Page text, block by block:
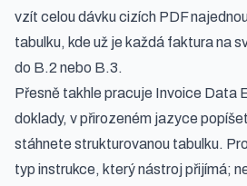
vzít celou dávku cizích PDF
tabulku, kde už je každá faktura na
do B.2 nebo B.3.
Přesně takhle pracuje Invoice Data
doklady, v přirozeném jazyce
stáhnete strukturovanou tabulku.
typ instrukce, který nástroj přijímá;